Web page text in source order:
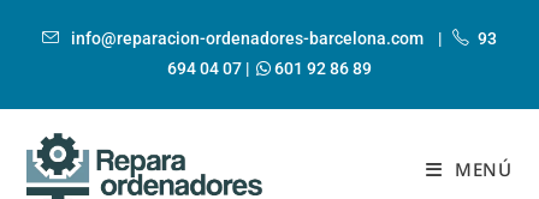
info@reparacion-ordenadores-barcelona.com |
93
694 04 07 | 601 92 86 89
MENÚ